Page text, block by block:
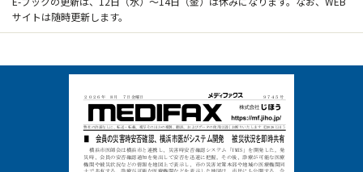
サイトは随時更新します。